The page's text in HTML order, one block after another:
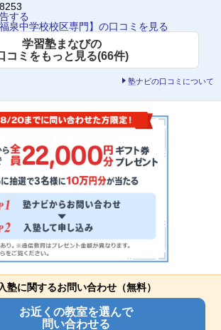
する
泉中学校校区専門】の口コミを見る
学習塾まなびの
コミをもっと見る(66件)
塾ナビの口コミについて
塾に関するお問い合わせ（無料）
お近くの教室を選んで
問い合わせる